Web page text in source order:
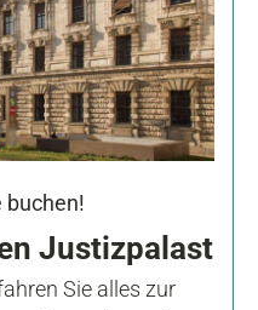
buchen!
Justizpalast
Sie alles zur